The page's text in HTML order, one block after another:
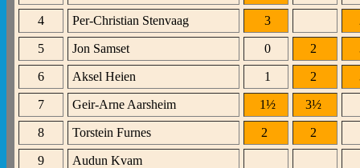
4 Per-Christian Stenvaag 3
5 Jon Samset 0 2
6 Aksel Heien 1 2
7 Geir-Arne Aarsheim 1½ 3½
8 Torstein Furnes 2 2
9 Audun Kvam